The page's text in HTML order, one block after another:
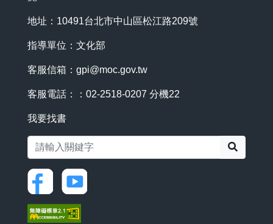
地址：10491台北市中山區松江路209號
指導單位：文化部
客服信箱： gpi@moc.gov.tw
客服電話：：02-2518-0207 分機22
我要找書